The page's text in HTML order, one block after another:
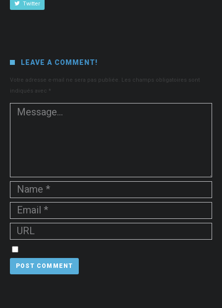
Twitter
LEAVE A COMMENT!
Votre adresse e-mail ne sera pas publiée.
Les champs obligatoires sont
indiqués avec *